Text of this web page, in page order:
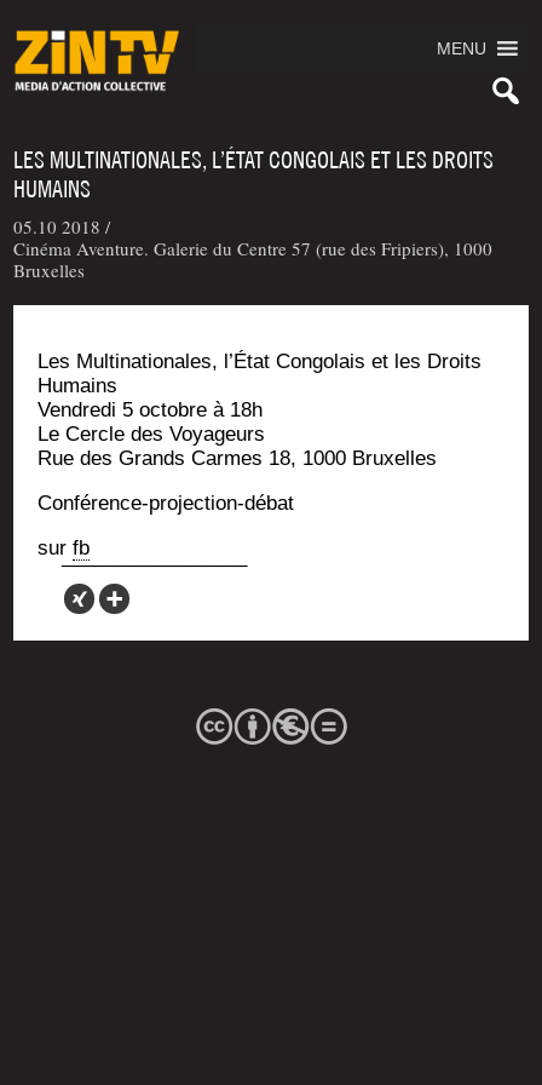
MENU
LES MULTINATIONALES, L’ÉTAT CONGOLAIS ET LES DROITS
HUMAINS
05.10 2018 /
Cinéma Aventure. Galerie du Centre 57 (rue des Fripiers), 1000
Bruxelles
Les Mul­ti­na­tio­nales, l’État Congo­lais et les Droits
Humains
Ven­dre­di 5 octobre à 18h
Le Cercle des Voyageurs
Rue des Grands Carmes 18, 1000 Bruxelles
Confé­rence-pro­jec­tion-débat
surfb